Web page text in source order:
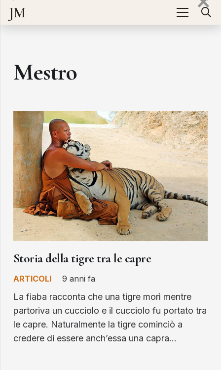
JM
Mestro
Storia della tigre tra le capre
ARTICOLI 9 anni fa
La fiaba racconta che una tigre morì mentre
partoriva un cucciolo e il cucciolo fu portato tra
le capre. Naturalmente la tigre cominciò a
credere di essere anch’essa una capra…